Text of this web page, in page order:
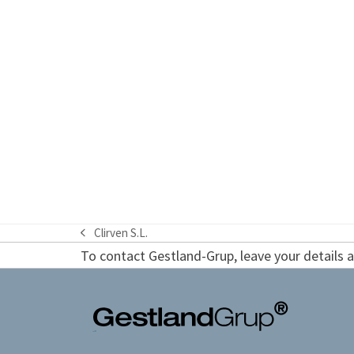
previous
post:
Clirven S.L.
To contact Gestland-Grup, leave your details